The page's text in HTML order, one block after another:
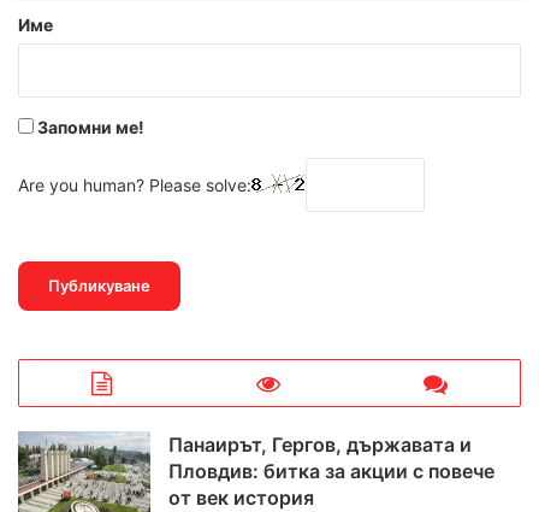
р
Име
Запомни ме!
Are you human? Please solve:
Панаирът, Гергов, държавата и
Пловдив: битка за акции с повече
от век история